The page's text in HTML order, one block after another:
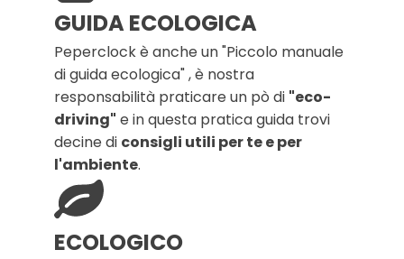
GUIDA ECOLOGICA
Peperclock è anche un "Piccolo manuale
di guida ecologica" , è nostra
responsabilità praticare un pò di "eco-
driving" e in questa pratica guida trovi
decine di consigli utili per te e per
l'ambiente.
ECOLOGICO